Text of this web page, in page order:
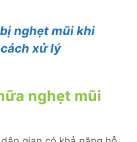
nghẹt mũi khi
xử lý
nghẹt mũi